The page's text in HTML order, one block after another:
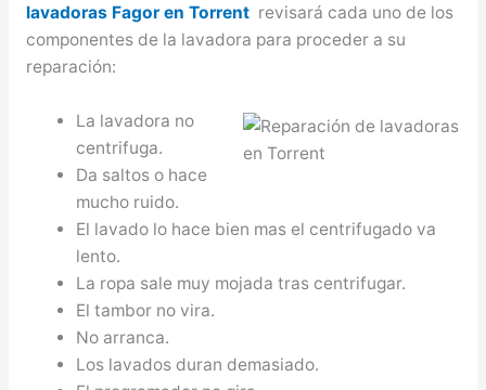
lavadoras Fagor en Torrent revisará cada uno de los
componentes de la lavadora para proceder a su
reparación:
La lavadora no
centrifuga.
Da saltos o hace
mucho ruido.
El lavado lo hace bien mas el centrifugado va
lento.
La ropa sale muy mojada tras centrifugar.
El tambor no vira.
No arranca.
Los lavados duran demasiado.